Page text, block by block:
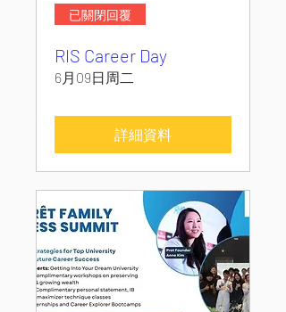
已關閉回覆
RIS Career Day
6月09日周二
詳細資料